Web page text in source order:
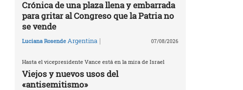
Crónica de una plaza llena y embarrada
para gritar al Congreso que la Patria no
se vende
Luciana Rosende Argentina | 07/08/2026
Hasta el vicepresidente Vance está en la mira de Israel
Viejos y nuevos usos del
«antisemitismo»